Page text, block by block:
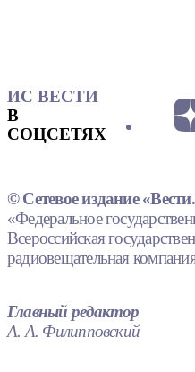
ИС ВЕСТИ
В
СОЦСЕТЯХ
© Сетевое издание
«Федеральное
Всероссийская
радиовещательная
Главный редактор
А. А. Филипповский